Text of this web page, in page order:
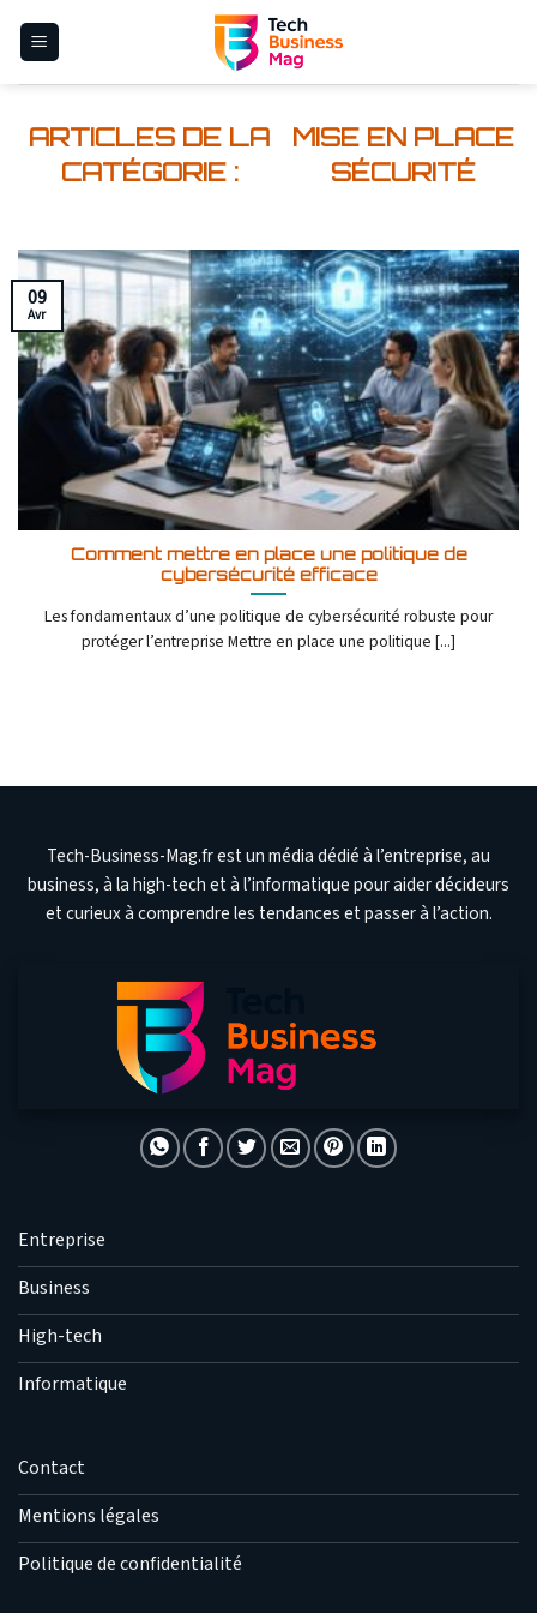
MISE EN PLACE
SÉCURITÉ
Comment mettre en place une politique de
cybersécurité efficace
Les fondamentaux d’une politique de cybersécurité robuste pour
protéger l’entreprise Mettre en place une politique [...]
09
Avr
Tech-Business-Mag.fr est un média dédié à l’entreprise, au
business, à la high-tech et à l’informatique pour aider décideurs
et curieux à comprendre les tendances et passer à l’action.
Entreprise
Business
High-tech
Informatique
Contact
Mentions légales
Politique de confidentialité